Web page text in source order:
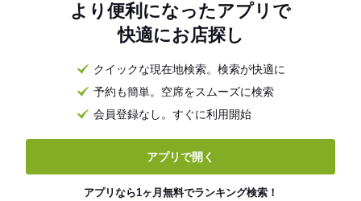
より便利になったアプリで
快適にお店探し
クイックな現在地検索。検索が快適に
予約も簡単。空席をスムーズに検索
会員登録なし。すぐに利用開始
アプリで開く
アプリなら1ヶ月無料でランキング検索！